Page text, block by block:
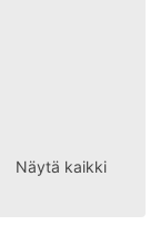
Näytä kaikki